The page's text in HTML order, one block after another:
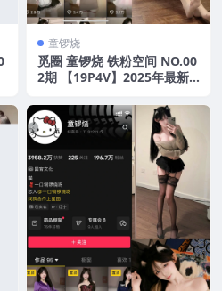
童锣烧
觅圈 童锣烧 铁粉空间 NO.00
2期 【19P4V】2025年最新